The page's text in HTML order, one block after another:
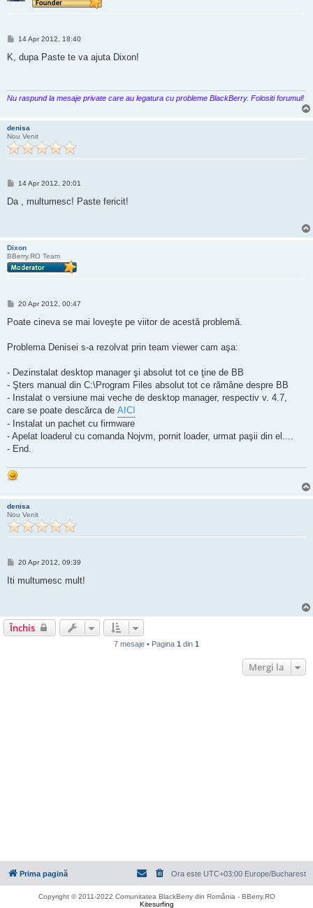
M
a
14 Apr 2012, 18:40
K, dupa Paste te va ajuta Dixon!
Nu raspund la mesaje private care au legatura cu probleme BlackBerry. Folositi forumul!
denisa
Nou Venit
M
s
14 Apr 2012, 20:01
Da , multumesc! Paste fericit!
Dixon
BBerry.RO Team
M
s
20 Apr 2012, 00:47
Poate cineva se mai loveşte pe viitor de acestă problemă.
Problema Denisei s-a rezolvat prin team viewer cam aşa:
- Dezinstalat desktop manager şi absolut tot ce ţine de BB
- Şters manual din C:\Program Files absolut tot ce rămâne despre BB
- Instalat o versiune mai veche de desktop manager, respectiv v. 4.7,
care se poate descărca de AICI
- Instalat un pachet cu firmware
- Apelat loaderul cu comanda Nojvm, pornit loader, urmat paşii din el....
- End.
denisa
Nou Venit
M
s
20 Apr 2012, 09:39
Iti multumesc mult!
Închis
7 mesaje • Pagina 1 din 1
Mergi la
Prima pagină Ora este UTC+03:00 Europe/Bucharest
Copyright © 2011-2022 Comunitatea BlackBerry din România - BBerry.RO
Kitesurfing